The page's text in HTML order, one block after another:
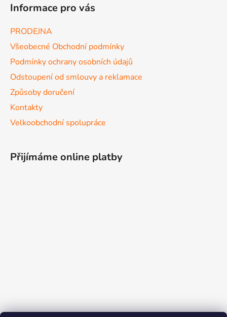
Informace pro vás
PRODEJNA
Všeobecné Obchodní podmínky
Podmínky ochrany osobních údajů
Odstoupení od smlouvy a reklamace
Způsoby doručení
Kontakty
Velkoobchodní spolupráce
Přijímáme online platby